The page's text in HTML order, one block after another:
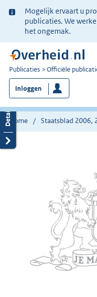
Ter
informatie:
Mogelijk ervaart u
publicaties. We
het ongemak.
U
bent
nu
hier:
Publicaties Officiële
Inloggen
Home Staatsblad 2006,